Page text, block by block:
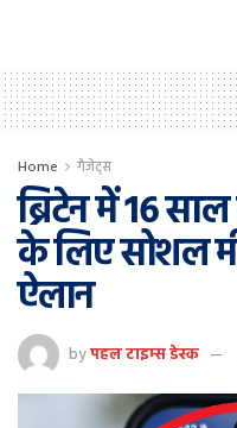
Home गैजेट्स
ब्रिटेन में 16
के लिए सोशल
ऐलान
byपहल टाइम्स डेस्क